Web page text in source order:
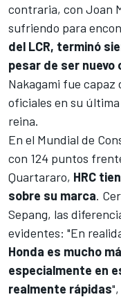
contraria, con Joan
sufriendo para
del LCR, terminó
pesar de ser nuevo
Nakagami fue capaz
oficiales en su
reina.
En el Mundial de
con 124 puntos
Quartararo, HRC
sobre su marca.
Sepang, las
evidentes: "En
Honda es mucho
especialmente en
realmente rápidas